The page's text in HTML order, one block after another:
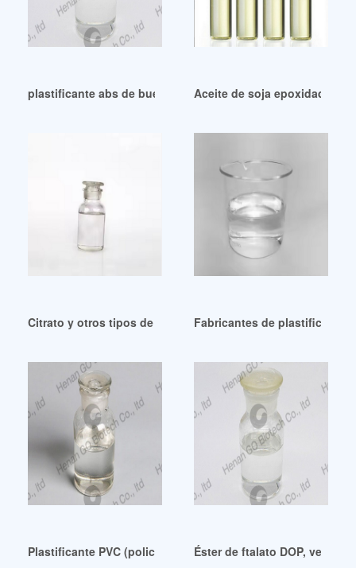
plastificante abs de buena estabilidad plastificante abs
Aceite de soja epoxidado de
Citrato y otros tipos de plastificantes ecológicos y
Fabricantes de plastificantes
Plastificante PVC (policloruro de vinilo) a buen precio
Éster de ftalato DOP, venta